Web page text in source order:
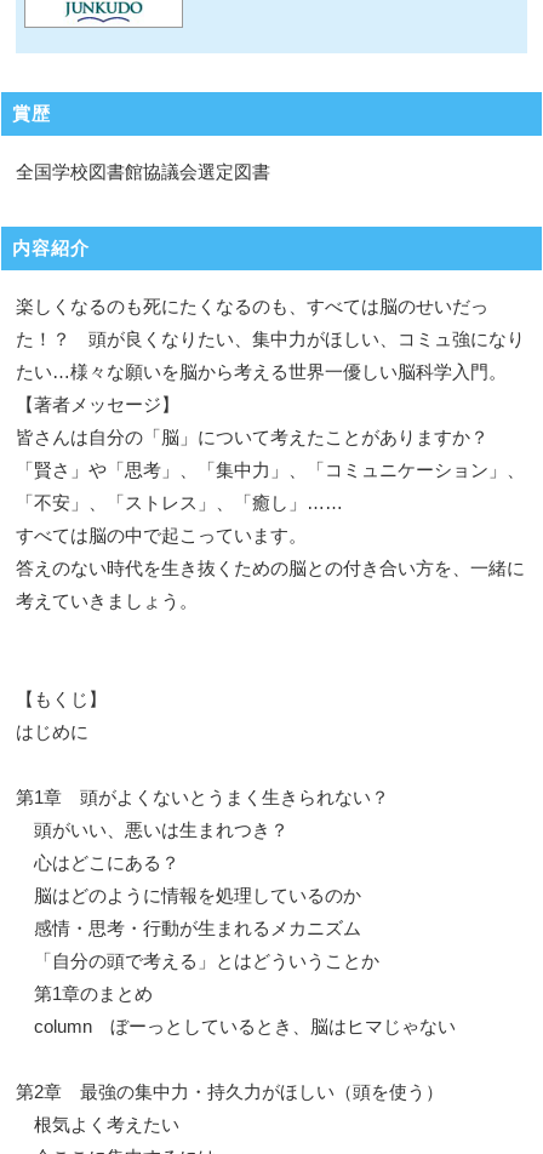
賞歴
全国学校図書館協議会選定図書
内容紹介
楽しくなるのも死にたくなるのも、すべては脳のせいだっ
た！？ 頭が良くなりたい、集中力がほしい、コミュ強になり
たい…様々な願いを脳から考える世界一優しい脳科学入門。
【著者メッセージ】
皆さんは自分の「脳」について考えたことがありますか？
「賢さ」や「思考」、「集中力」、「コミュニケーション」、
「不安」、「ストレス」、「癒し」……
すべては脳の中で起こっています。
答えのない時代を生き抜くための脳との付き合い方を、一緒に
考えていきましょう。
【もくじ】
はじめに
第1章 頭がよくないとうまく生きられない？
頭がいい、悪いは生まれつき？
心はどこにある？
脳はどのように情報を処理しているのか
感情・思考・行動が生まれるメカニズム
「自分の頭で考える」とはどういうことか
第1章のまとめ
column ぼーっとしているとき、脳はヒマじゃない
第2章 最強の集中力・持久力がほしい（頭を使う）
根気よく考えたい